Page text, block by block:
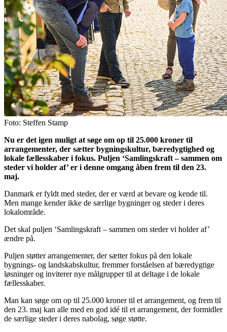
Foto: Steffen Stamp
Nu er det igen muligt at søge om op til 25.000 kroner til
arrangementer, der sætter bygningskultur, bæredygtighed og
lokale fællesskaber i fokus. Puljen ‘Samlingskraft – sammen om
steder vi holder af’ er i denne omgang åben frem til den 23.
maj.
Danmark er fyldt med steder, der er værd at bevare og kende til.
Men mange kender ikke de særlige bygninger og steder i deres
lokalområde.
Det skal puljen ‘Samlingskraft – sammen om steder vi holder af’
ændre på.
Puljen støtter arrangementer, der sætter fokus på den lokale
bygnings- og landskabskultur, fremmer forståelsen af bæredygtige
løsninger og inviterer nye målgrupper til at deltage i de lokale
fællesskaber.
Man kan søge om op til 25.000 kroner til et arrangement, og frem til
den 23. maj kan alle med en god idé til et arrangement, der formidler
de særlige steder i deres nabolag, søge støtte.